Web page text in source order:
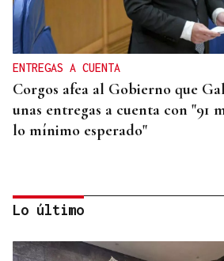
ENTREGAS A CUENTA
Corgos afea al Gobierno que
unas entregas a cuenta con "91
lo mínimo esperado"
Lo último